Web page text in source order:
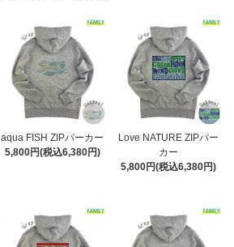
aqua FISH ZIPパーカー
5,800円(税込6,380円)
Love NATURE ZIPパー
カー
5,800円(税込6,380円)